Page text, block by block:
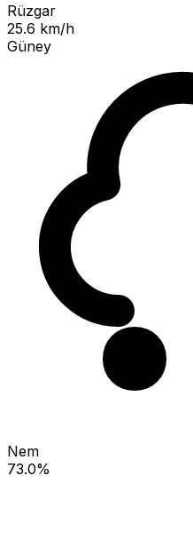
Rüzgar
25.6 km/h
Güney
Nem
73.0%